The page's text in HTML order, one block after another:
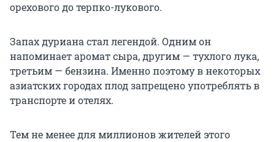
орехового до терпко-лукового.
Запах дуриана стал легендой. Одним он
напоминает аромат сыра, другим — тухлого лука,
третьим — бензина. Именно поэтому в некоторых
азиатских городах плод запрещено употреблять в
транспорте и отелях.
Тем не менее для миллионов жителей этого